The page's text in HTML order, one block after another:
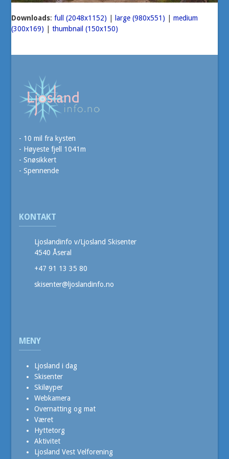
Downloads:full (2048x1152) large (980x551) |medium
(300x169) |thumbnail (150x150)
- 10 mil fra kysten
- Høyeste fjell 1041m
- Snøsikkert
- Spennende
KONTAKT
Ljoslandinfo v/Ljosland Skisenter
4540 Åseral
+47 91 13 35 80
skisenter@ljoslandinfo.no
MENY
Ljosland i dag
Skisenter
Skiløyper
Webkamera
Overnatting og mat
Været
Hyttetorg
Aktivitet
Ljosland Vest Velforening